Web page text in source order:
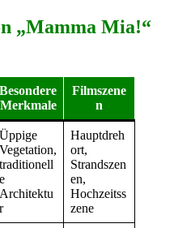
„Mamma Mia!“
Besondere
Merkmale
Filmszene
n
Üppige
Vegetation,
traditionell
e
Architektu
r
Hauptdreh
ort,
Strandszen
en,
Hochzeitss
zene